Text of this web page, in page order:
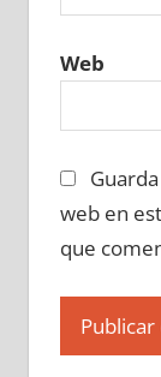
Web
web en
que